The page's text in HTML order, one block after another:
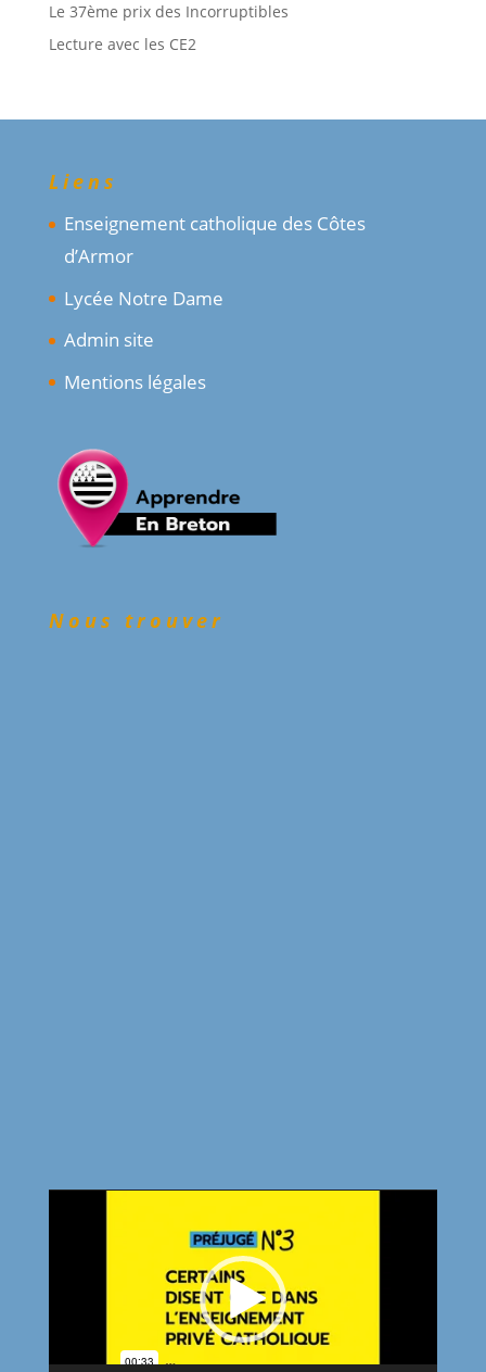
Le 37ème prix des Incorruptibles
Lecture avec les CE2
Liens
Enseignement catholique des Côtes
d’Armor
Lycée Notre Dame
Admin site
Mentions légales
Nous trouver